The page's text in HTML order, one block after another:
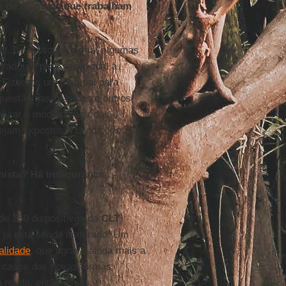
de grávidas que trabalham
De qualquer forma, algumas
para saber qual a
um material para
das grávidas e outros
o modo de agir das
expostos a condições
Há insegurança
250 dispositivos da CLT
está sendo maturado. Um
, que agrava ainda mais a
das novas formas
renda, então esses